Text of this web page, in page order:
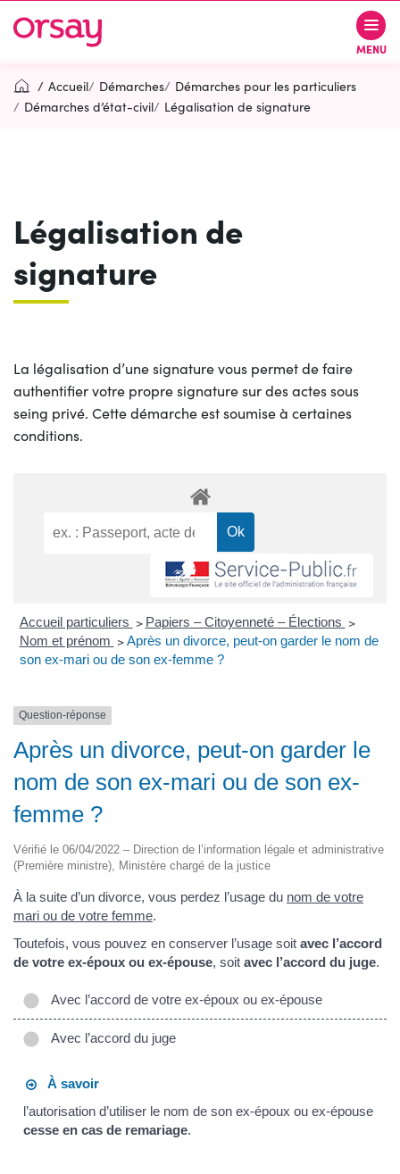
navigation
au
au
page
Ville d’Orsay MENU
Contactez-nous Accessibilité
Accueil Démarches
Démarches pour les particuliers
Démarches d’état-civil
Légalisation de signature
Légalisation de
signature
La légalisation d’une signature vous permet de faire
authentifier votre propre signature sur des actes sous
seing privé. Cette démarche est soumise à certaines
conditions.
Accueil particuliers > Papiers – Citoyenneté – Élections >
Nom et prénom > Après un divorce, peut-on garder le nom de
son ex-mari ou de son ex-femme ?
Question-réponse
Après un divorce, peut-on garder le
nom de son ex-mari ou de son ex-
femme ?
Vérifié le 06/04/2022 – Direction de l’information légale et administrative
(Première ministre), Ministère chargé de la justice
À la suite d’un divorce, vous perdez l’usage du nom de votre
mari ou de votre femme.
Toutefois, vous pouvez en conserver l’usage soit avec l’accord
de votre ex-époux ou ex-épouse, soit avec l’accord du juge.
Avec l’accord de votre ex-époux ou ex-épouse
Avec l’accord du juge
À savoir
l’autorisation d’utiliser le nom de son ex-époux ou ex-épouse
cesse en cas de remariage.